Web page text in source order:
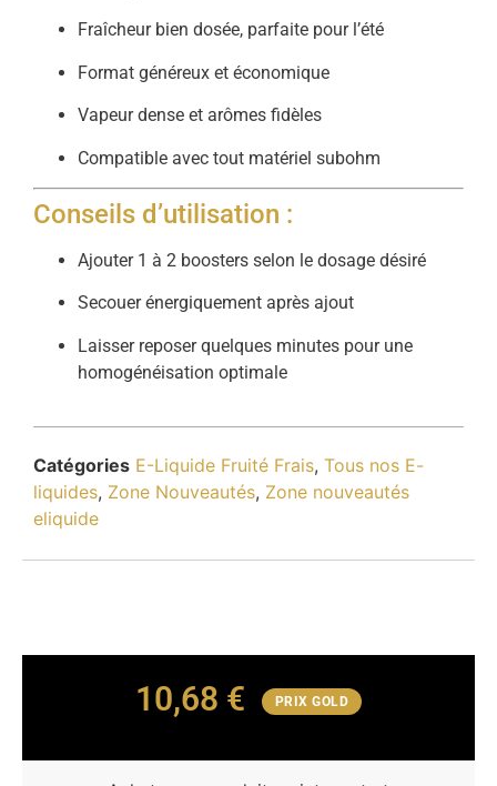
Fraîcheur bien dosée, parfaite pour l’été
Format généreux et économique
Vapeur dense et arômes fidèles
Compatible avec tout matériel subohm
Conseils d’utilisation :
Ajouter 1 à 2 boosters selon le dosage désiré
Secouer énergiquement après ajout
Laisser reposer quelques minutes pour une
homogénéisation optimale
Catégories E-Liquide Fruité Frais, Tous nos E-
liquides, Zone Nouveautés, Zone nouveautés
eliquide
10,68 € PRIX GOLD